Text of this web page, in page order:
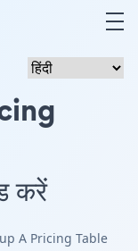
करें
Cup A Pricing Table